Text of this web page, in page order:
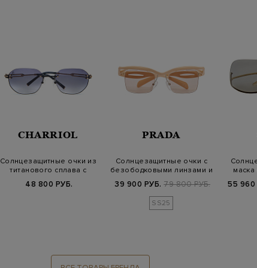
CHARRIOL
Солнцезащитные очки из
титанового сплава с
градиентным…
48 800 РУБ.
PRADA
Солнцезащитные очки с
безободковыми линзами и
фигурной…
39 900 РУБ. 79 800 РУБ.
SS25
55 960